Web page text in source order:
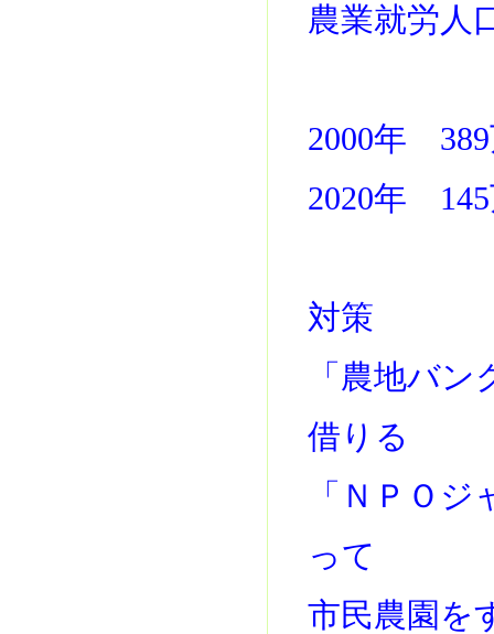
農業就労人
2000年
2020年
対策
「農地バ
借りる
「ＮＰＯ
って
市民農園を